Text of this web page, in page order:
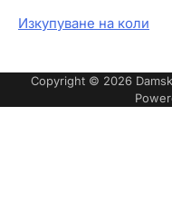
Изкупуване на коли
Copyright © 2026